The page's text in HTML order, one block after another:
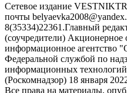
Сетевое издание
почты
8(35334)22361.Главный
(соучредители) Акционерное
информационное агентство
Федеральной службой по
информационных
(Роскомнадзор) 18 января
Все права на материалы,